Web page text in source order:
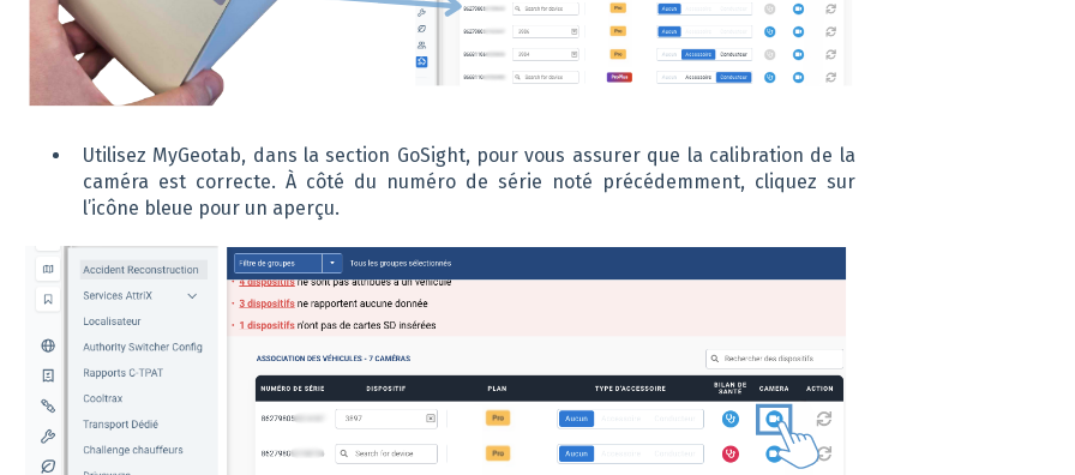
Utilisez MyGeotab, dans la section GoSight, pour vous assurer que la calibration de la
caméra est correcte. À côté du numéro de série noté précédemment, cliquez sur
l’icône bleue pour un aperçu.